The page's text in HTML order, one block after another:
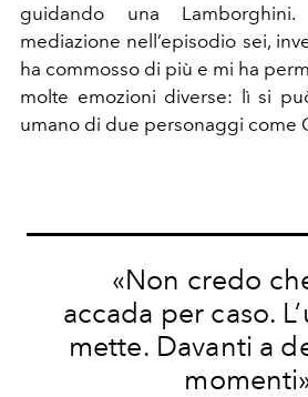
guidando una
mediazione nell’episodio sei,
ha commosso di più e mi ha
molte emozioni diverse: lì si
umano di due personaggi come
«Non credo
accada per caso.
mette. Davanti a